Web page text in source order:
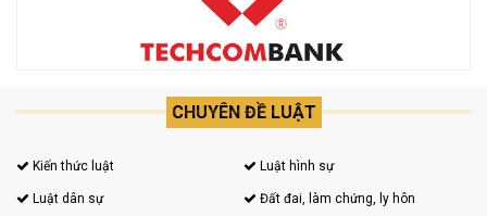
CHUYÊN ĐỀ LUẬT
Kiến thức luật Luật hình sự
Luật dân sự Đất đai, làm chứng, ly hôn